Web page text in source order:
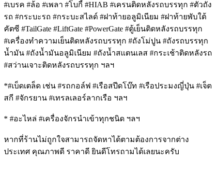
#เบรค #ล้อ #เพลา #โบกี้ #HIAB #เครนติดหลังรถบรรทุก #ตัวถัง
รถ #กระบะรถ #กระบะสไลด์ #ฝาท้ายอลูมิเนียม #ฝาท้ายพับใต้
คัตซี #TailGate #LiftGate #PowerGate #ตู้เย็นติดหลังรถบรรทุก
#เครื่องทำความเย็นติดหลังรถบรรทุก #ถังโม่ปูน #ถังรถบรรทุก
น้ำมัน #ถังน้ำมันอลูมิเนียม #ถังน้ำสแตนเลส #กระเช้าติดหลังรถ
#สว่านเจาะติดหลังรถบรรทุก ฯลฯ
*#เบ็ดเตล็ด เช่น #รถกอล์ฟ #เรือสปีดโบ๊ท #เรือประมงญี่ปุ่น #เจ็ต
สกี #จักรยาน #เทรลเลอร์ลากเรือ ฯลฯ
* #อะไหล่ #เครื่องจักรนำเข้าทุกชนิด ฯลฯ
หากที่ร้านไม่ถูกใจสามารถจัดหาได้ตามต้องการจากต่าง
ประเทศ คุณภาพดี ราคาดี ยินดีโทรถามได้เลยนะครับ